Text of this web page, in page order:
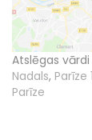
Atslēgas vārdi
Nadals, Parīze
Parīze